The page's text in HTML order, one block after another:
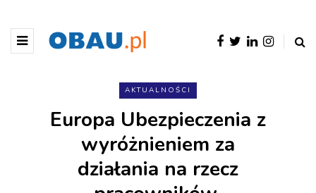
AKTUALNOŚCI
Europa Ubezpieczenia z
wyróżnieniem za
działania na rzecz